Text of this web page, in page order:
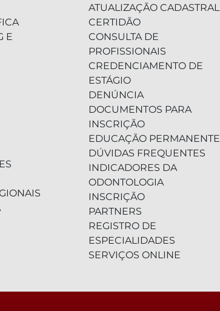
E
ATUALIZAÇÃO CADASTRAL
CERTIDÃO
CONSULTA DE
PROFISSIONAIS
CREDENCIAMENTO DE
ESTÁGIO
DENÚNCIA
DOCUMENTOS PARA
INSCRIÇÃO
EDUCAÇÃO PERMANENTE
DÚVIDAS FREQUENTES
INDICADORES DA
ODONTOLOGIA
INSCRIÇÃO
PARTNERS
REGISTRO DE
ESPECIALIDADES
SERVIÇOS ONLINE